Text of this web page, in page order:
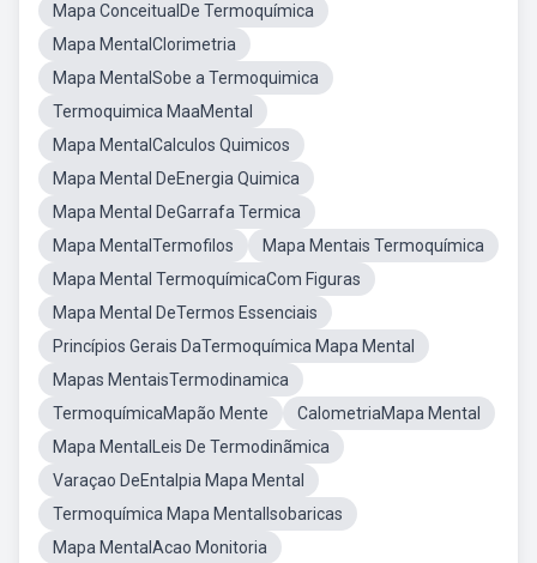
Mapa ConceitualDe Termoquímica
Mapa MentalClorimetria
Mapa MentalSobe a Termoquimica
Termoquimica MaaMental
Mapa MentalCalculos Quimicos
Mapa Mental DeEnergia Quimica
Mapa Mental DeGarrafa Termica
Mapa MentalTermofilos
Mapa Mentais Termoquímica
Mapa Mental TermoquímicaCom Figuras
Mapa Mental DeTermos Essenciais
Princípios Gerais DaTermoquímica Mapa Mental
Mapas MentaisTermodinamica
TermoquímicaMapão Mente
CalometriaMapa Mental
Mapa MentalLeis De Termodinãmica
Varaçao DeEntalpia Mapa Mental
Termoquímica Mapa MentalIsobaricas
Mapa MentalAcao Monitoria